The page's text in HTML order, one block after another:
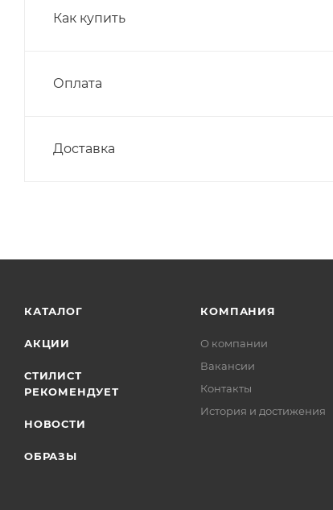
Как купить
Оплата
Доставка
КАТАЛОГ
АКЦИИ
СТИЛИСТ
РЕКОМЕНДУЕТ
НОВОСТИ
ОБРАЗЫ
КОМПАНИЯ
О компании
Вакансии
Контакты
История и достижения